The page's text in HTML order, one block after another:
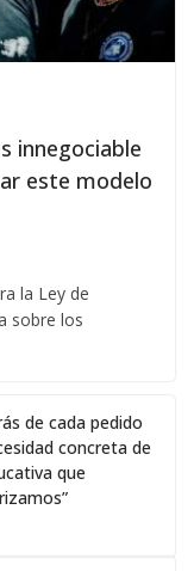
innegociable
este modelo
la Ley de
sobre los
de cada pedido
concreta de
que